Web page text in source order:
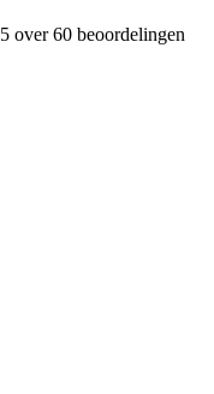
over60 beoordelingen